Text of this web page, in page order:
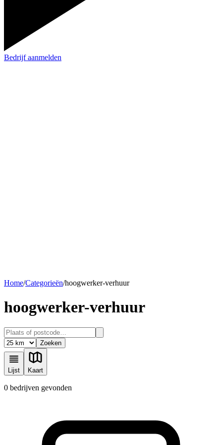
Bedrijf aanmelden
Home/Categorieën/hoogwerker-verhuur
hoogwerker-verhuur
Zoeken
Lijst Kaart
0 bedrijven gevonden